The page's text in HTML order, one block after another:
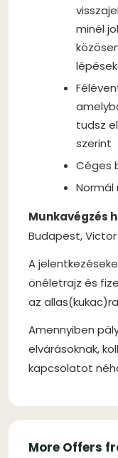
minél
tudsz
szerint
Céges
Munkavégzés
Budapest, Victor
A
önéletrajz és
az
Amennyiben
elvárásoknak,
kapcsolatot
More Offers